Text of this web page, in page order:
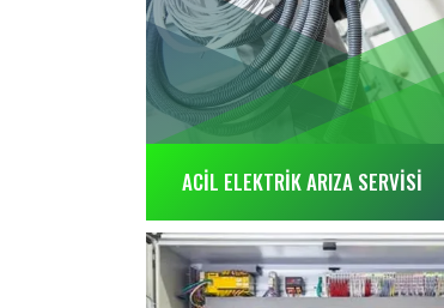
ACİL ELEKTRİK ARIZA SERVİSİ